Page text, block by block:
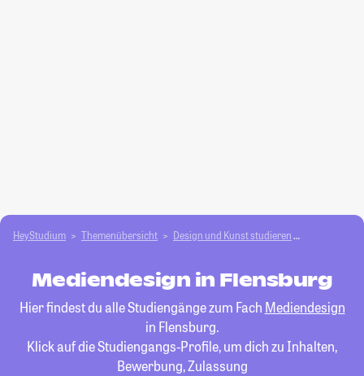
HeyStudium Themenübersicht Design und Kunst studieren
Mediendesign in Flensburg
Hier findest du alle Studiengänge zum Fach Mediendesign
in Flensburg.
Klick auf die Studiengangs-Profile, um dich zu Inhalten,
Bewerbung, Zulassung